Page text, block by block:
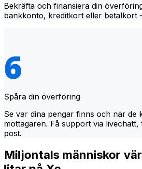
Bekräfta och finansiera din
bankkonto, kreditkort eller betalkort
Spåra din överföring
Se var dina pengar finns och när de
mottagaren. Få support via
post.
Miljontals människor